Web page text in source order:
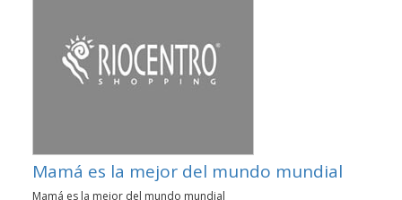
Mamá es la mejor del mundo mundial
Mamá es la mejor del mundo mundial